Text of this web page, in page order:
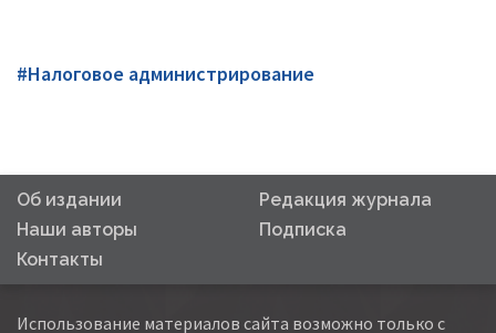
#Налоговое администрирование
Об издании
Редакция журнала
Наши авторы
Подписка
Контакты
Использование материалов сайта возможно только с